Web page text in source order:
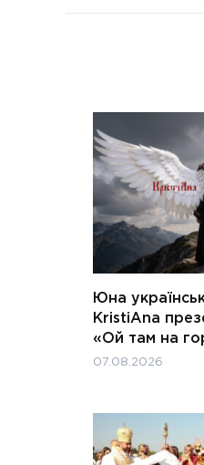
Юна
KristiAna
«Ой там на
07.08.2026